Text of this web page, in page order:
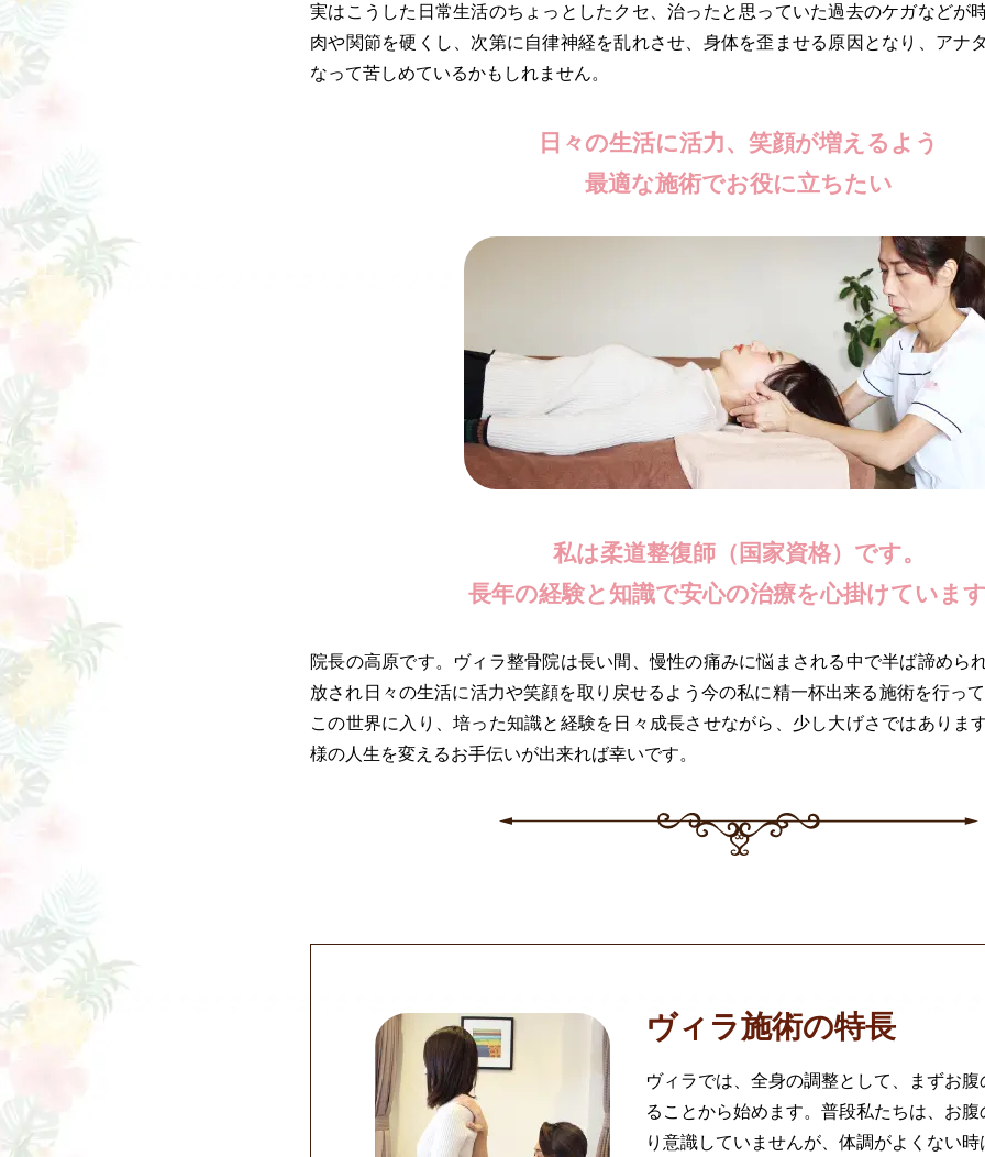
実はこうした日常生活のちょっとしたクセ、治ったと思っていた過去のケガなどが
肉や関節を硬くし、次第に自律神経を乱れさせ、身体を歪ませる原因となり、アナ
なって苦しめているかもしれません。
日々の生活に活力、笑顔が増えるよう
最適な施術でお役に立ちたい
私は柔道整復師（国家資格）です。
長年の経験と知識で安心の治療を心掛けていま
院長の高原です。ヴィラ整骨院は長い間、慢性の痛みに悩まされる中で半ば諦めら
放され日々の生活に活力や笑顔を取り戻せるよう今の私に精一杯出来る施術を行っ
この世界に入り、培った知識と経験を日々成長させながら、少し大げさではありま
様の人生を変えるお手伝いが出来れば幸いです。
ヴィラ施術の特長
ヴィラでは、全身の調整として、まずお
ることから始めます。普段私たちは、お
り意識していませんが、体調がよくない